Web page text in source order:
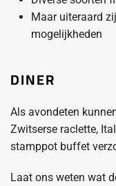
Maar uiteraard
mogelijkheden
DINER
Als avondeten
Zwitserse raclette,
stamppot buffet
Laat ons weten wat